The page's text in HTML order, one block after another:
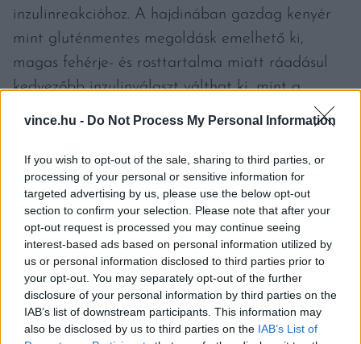
vince.hu - Do Not Process My Personal Information
If you wish to opt-out of the sale, sharing to third parties, or
processing of your personal or sensitive information for
targeted advertising by us, please use the below opt-out
section to confirm your selection. Please note that after your
opt-out request is processed you may continue seeing
interest-based ads based on personal information utilized by
us or personal information disclosed to third parties prior to
your opt-out. You may separately opt-out of the further
disclosure of your personal information by third parties on the
IAB’s list of downstream participants. This information may
also be disclosed by us to third parties on the IAB’s List of
inzulinreakcióhoz. A hajdinában gazdag kenyér
mint gluténmentes megoldásk emelhető ki,
magas fehérje- és rosttartalma miatt ráadásul
kedvezőbb inzulinválaszt válthat ki, mint a
hagyományos búzakenyér.
Nemcsak az számít azonban, milyen kenyeret
választunk, hanem az is, hogyan fogyasztjuk. A
szakértők azt javasolják, a kenyeret mindig
fehérjével és egészséges zsírokkal – például
tojással, avokádóval vagy olajos magvakkal –
együtt együk. Utóbbiak lassítják a szénhidrátok
felszívódását. Érdemes rostban gazdag
feltétekkel is kiegészíteni, például zöldségekkel